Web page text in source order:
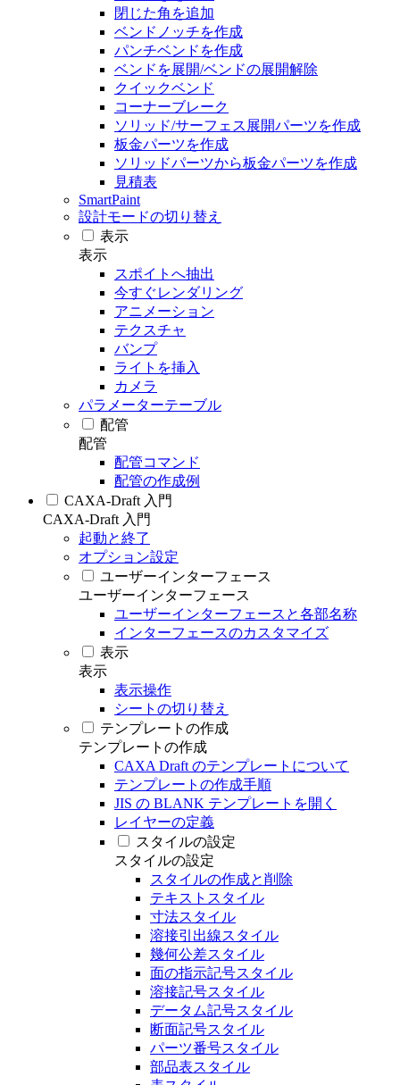
閉じた角を追加
ベンドノッチを作成
パンチベンドを作成
ベンドを展開/ベンドの展開解除
クイックベンド
コーナーブレーク
ソリッド/サーフェス展開パーツを作成
板金パーツを作成
ソリッドパーツから板金パーツを作成
見積表
SmartPaint
設計モードの切り替え
表示
表示
スポイトへ抽出
今すぐレンダリング
アニメーション
テクスチャ
バンプ
ライトを挿入
カメラ
パラメーターテーブル
配管
配管
配管コマンド
配管の作成例
CAXA-Draft 入門
CAXA-Draft 入門
起動と終了
オプション設定
ユーザーインターフェース
ユーザーインターフェース
ユーザーインターフェースと各部名称
インターフェースのカスタマイズ
表示
表示
表示操作
シートの切り替え
テンプレートの作成
テンプレートの作成
CAXA Draft のテンプレートについて
テンプレートの作成手順
JIS の BLANK テンプレートを開く
レイヤーの定義
スタイルの設定
スタイルの設定
スタイルの作成と削除
テキストスタイル
寸法スタイル
溶接引出線スタイル
幾何公差スタイル
面の指示記号スタイル
溶接記号スタイル
データム記号スタイル
断面記号スタイル
パーツ番号スタイル
部品表スタイル